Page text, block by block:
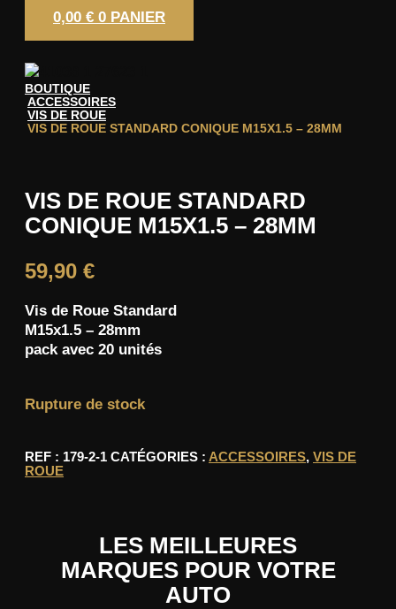
0,00 € 0 PANIER
BOUTIQUE
ACCESSOIRES
VIS DE ROUE
VIS DE ROUE STANDARD CONIQUE M15X1.5 – 28MM
VIS DE ROUE STANDARD
CONIQUE M15X1.5 – 28MM
59,90 €
Vis de Roue Standard
M15x1.5 – 28mm
pack avec 20 unités
Rupture de stock
REF : 179-2-1 CATÉGORIES : ACCESSOIRES, VIS DE
ROUE
LES MEILLEURES
MARQUES POUR VOTRE
AUTO